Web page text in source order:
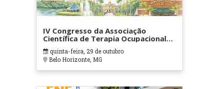
IV Congresso da Associação
Científica de Terapia Ocupacional
em Contextos Hospitalares e
Cuidados Paliativos - ATOHOSP
quinta-feira, 29 de outubro
Belo Horizonte, MG